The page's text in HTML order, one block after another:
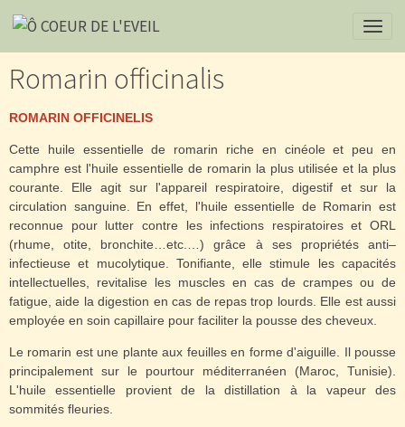
Romarin officinalis
ROMARIN OFFICINELIS
Cette huile essentielle de romarin riche en cinéole et peu en
camphre est l'huile essentielle de romarin la plus utilisée et la plus
courante. Elle agit sur l'appareil respiratoire, digestif et sur la
circulation sanguine. En effet, l'huile essentielle de Romarin est
reconnue pour lutter contre les infections respiratoires et ORL
(rhume, otite, bronchite…etc.…) grâce à ses propriétés anti–
infectieuse et mucolytique. Tonifiante, elle stimule les capacités
intellectuelles, revitalise les muscles en cas de crampes ou de
fatigue, aide la digestion en cas de repas trop lourds. Elle est aussi
employée en soin capillaire pour faciliter la pousse des cheveux.
Le romarin est une plante aux feuilles en forme d'aiguille. Il pousse
principalement sur le pourtour méditerranéen (Maroc, Tunisie).
L'huile essentielle provient de la distillation à la vapeur des
sommités fleuries.